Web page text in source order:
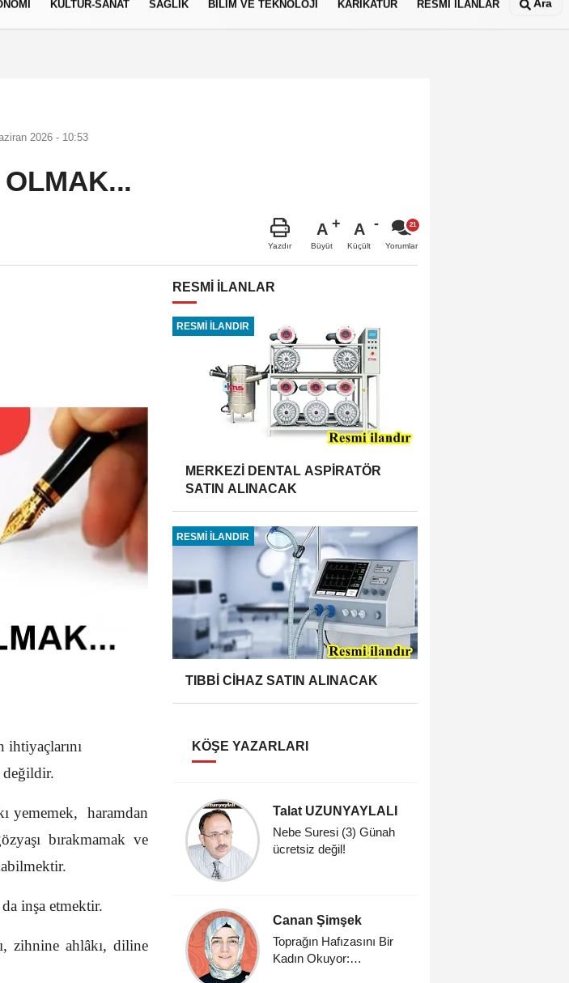
KÜLTÜR-SANAT SAĞLIK BİLİM VE TEKNOLOJİ KARİKATÜR RESMİ İLANLAR Ara
2026 - 10:53
Yazdır
A
Büyüt
A
Küçült Yorumlar
ihtiyaçlarını
değildir.
yememek, haramdan
bırakmamak ve
inşa etmektir.
zihnine ahlâkı, diline
RESMİ İLANLAR
RESMİ İLANDIR
MERKEZİ DENTAL ASPİRATÖR
SATIN ALINACAK
RESMİ İLANDIR
TIBBİ CİHAZ SATIN ALINACAK
KÖŞE YAZARLARI
Taner Özdemir
AHMET FAZIL PAŞA
Talat UZUNYAYLALI
Nebe Suresi (3) Günah
ücretsiz değil!
Canan Şimşek
Toprağın Hafızasını Bir
Kadın Okuyor: